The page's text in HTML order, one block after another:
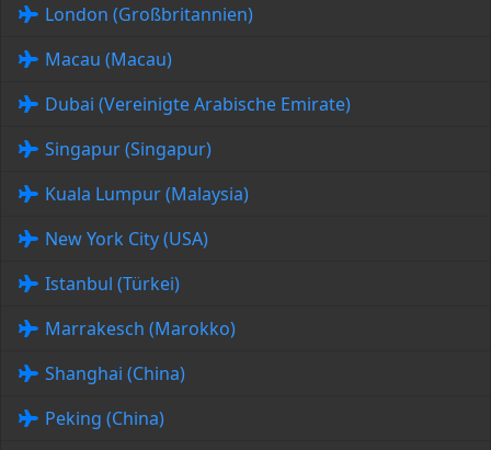
London (Großbritannien)
Macau (Macau)
Dubai (Vereinigte Arabische Emirate)
Singapur (Singapur)
Kuala Lumpur (Malaysia)
New York City (USA)
Istanbul (Türkei)
Marrakesch (Marokko)
Shanghai (China)
Peking (China)